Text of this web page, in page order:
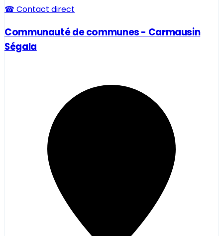
☎ Contact direct
Communauté de communes - Carmausin
Ségala